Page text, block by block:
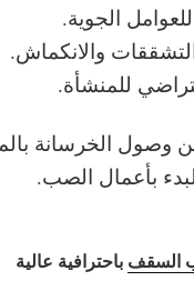
الجوية.
والانكماش.
للمنشأة.
من وصول الخرسانة
بأعمال الصب.
السقف باحترافية عالية